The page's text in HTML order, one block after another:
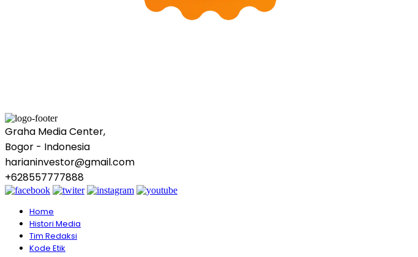
Graha Media Center,
Bogor - Indonesia
harianinvestor@gmail.com
+628557777888
Home
Histori Media
Tim Redaksi
Kode Etik